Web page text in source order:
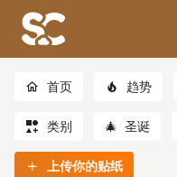
首页 趋势
类别 🎄 圣诞
上传你的贴纸